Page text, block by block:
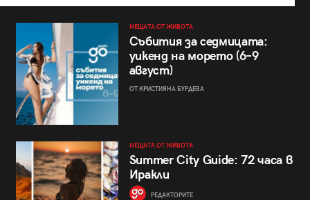
НЕЩАТА ОТ ЖИВОТА
Събития за седмицата:
уикенд на морето (6–9
август)
ОТ КРИСТИЯНА БУРДЕВА
НЕЩАТА ОТ ЖИВОТА
Summer City Guide: 72 часа в
Иракли
РЕДАКТОРИТЕ